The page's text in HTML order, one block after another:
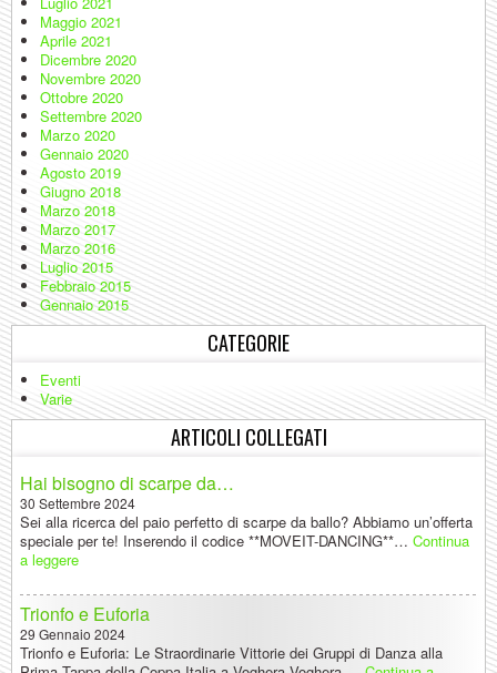
Maggio 2021
Aprile 2021
Dicembre 2020
Novembre 2020
Ottobre 2020
Settembre 2020
Marzo 2020
Gennaio 2020
Agosto 2019
Giugno 2018
Marzo 2018
Marzo 2017
Marzo 2016
Luglio 2015
Febbraio 2015
Gennaio 2015
CATEGORIE
Eventi
Varie
ARTICOLI COLLEGATI
Hai bisogno di scarpe da…
30 Settembre 2024
Sei alla ricerca del paio perfetto di scarpe da ballo? Abbiamo un’offerta
speciale per te! Inserendo il codice **MOVEIT-DANCING**… Continua
a leggere
Trionfo e Euforia
29 Gennaio 2024
Trionfo e Euforia: Le Straordinarie Vittorie dei Gruppi di Danza alla